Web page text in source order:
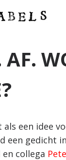
een idee
een gedicht
collega